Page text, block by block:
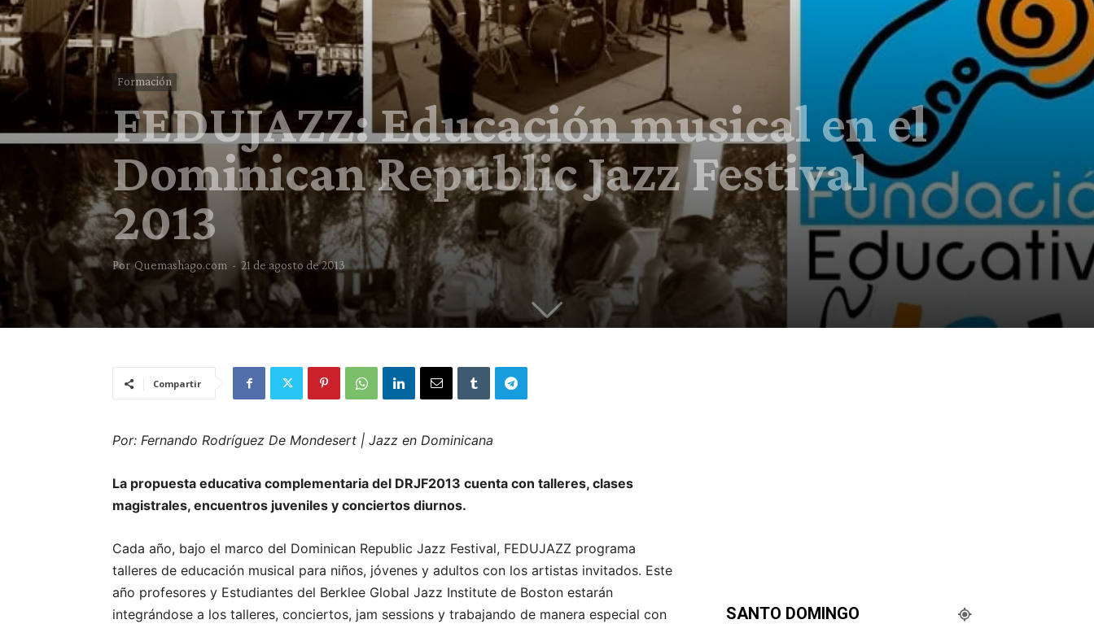
Formación
FEDUJAZZ: Educación musical en el
Dominican Republic Jazz Festival
2013
Por Quemashago.com - 21 de agosto de 2013
Compartir
Por: Fernando Rodríguez De Mondesert | Jazz en Dominicana
La propuesta educativa complementaria del DRJF2013 cuenta con talleres, clases
magistrales, encuentros juveniles y conciertos diurnos.
Cada año, bajo el marco del Dominican Republic Jazz Festival, FEDUJAZZ programa
talleres de educación musical para niños, jóvenes y adultos con los artistas invitados. Este
año profesores y Estudiantes del Berklee Global Jazz Institute de Boston estarán
integrándose a los talleres, conciertos, jam sessions y trabajando de manera especial con
SANTO DOMINGO